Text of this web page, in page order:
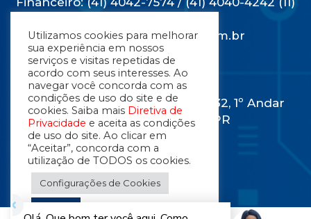
financeiro@genialnet.com.br
Endereço
Rua Engenheiros Rebouças, 1732, 1º Andar
Rebouças - Curitiba - PR
80230-040
Utilizamos cookies para melhorar
sua experiência em nossos
serviços e visitas repetidas de
acordo com seus interesses. Ao
navegar você concorda com as
condições de uso do site e de
cookies. Saiba mais Diretiva de
Privacidade e aceita as condições
de uso do site. Ao clicar em
“Aceitar”, concorda com a
utilização de TODOS os cookies.
Configurações de Cookies